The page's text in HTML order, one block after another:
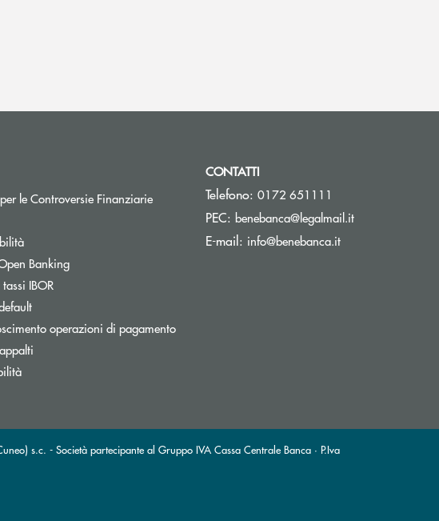
finestra
le Controversie FinanziarieApre una nuova finestra
BankingApre una nuova finestra
IBORApre una nuova finestra
Apre una nuova finestra
operazioni di pagamento
CONTATTI
Telefono: 0172 651111
PEC: benebanca@legalmail.it(si apre l’app
E-mail: info@benebanca.it(si apre l’app di
s.c. - Società partecipante al Gruppo IVA Cassa Centrale Banca · P.Iva